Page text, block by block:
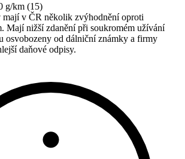
g/km (15)
mají v ČR několik zvýhodnění oproti
Mají nižší zdanění při soukromém užívání
osvobozeny od dálniční známky a firmy
daňové odpisy.